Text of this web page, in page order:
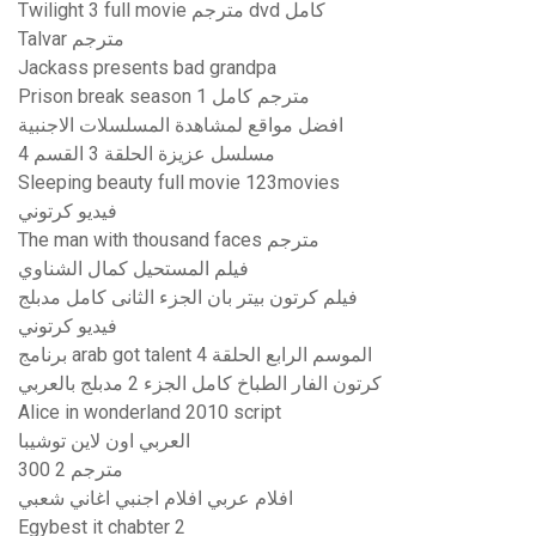
Twilight 3 full movie مترجم dvd كامل
Talvar مترجم
Jackass presents bad grandpa
Prison break season 1 مترجم كامل
افضل مواقع لمشاهدة المسلسلات الاجنبية
مسلسل عزيزة الحلقة 3 القسم 4
Sleeping beauty full movie 123movies
فيديو كرتوني
The man with thousand faces مترجم
فيلم المستحيل كمال الشناوي
فيلم كرتون بيتر بان الجزء الثانى كامل مدبلج
فيديو كرتوني
برنامج arab got talent الموسم الرابع الحلقة 4
كرتون الفار الطباخ كامل الجزء 2 مدبلج بالعربي
Alice in wonderland 2010 script
العربي اون لاين توشيبا
300 2 مترجم
افلام عربي افلام اجنبي اغاني شعبي
Egybest it chabter 2